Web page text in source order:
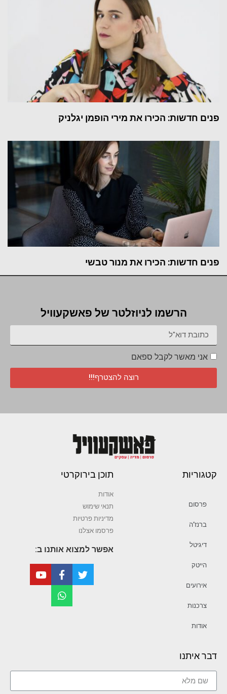
פנים חדשות: הכירו את מירי הופמן יגלניק
פנים חדשות: הכירו את מנור טבשי
הרשמו לניוזלטר של פאשקעוויל
אני מאשר לקבל ספאם
רוצה להצטרף!!!
קטגוריות
פרסום
ברנז’ה
דיגיטל
הייטק
אירועים
צרכנות
אודות
תוכן בירוקרטי
אודות
תנאי שימוש
מדיניות פרטיות
פרסמו אצלנו
אפשר למצוא אותנו ב:
דבר איתנו